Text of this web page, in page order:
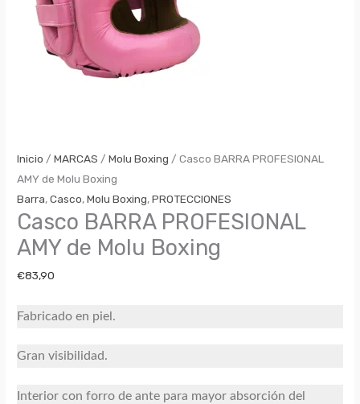
Inicio /MARCAS /Molu Boxing / Casco BARRA PROFESIONAL
AMY de Molu Boxing
Barra,Casco,Molu Boxing,PROTECCIONES
Casco BARRA PROFESIONAL
AMY de Molu Boxing
€83,90
Fabricado en piel.
Gran visibilidad.
Interior con forro de ante para mayor absorción del